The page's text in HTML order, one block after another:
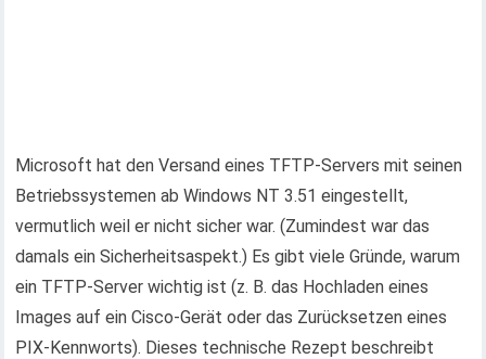
Microsoft hat den Versand eines TFTP-Servers mit seinen
Betriebssystemen ab Windows NT 3.51 eingestellt,
vermutlich weil er nicht sicher war. (Zumindest war das
damals ein Sicherheitsaspekt.) Es gibt viele Gründe, warum
ein TFTP-Server wichtig ist (z. B. das Hochladen eines
Images auf ein Cisco-Gerät oder das Zurücksetzen eines
PIX-Kennworts). Dieses technische Rezept beschreibt